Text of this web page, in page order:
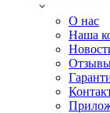
О нас
Наша